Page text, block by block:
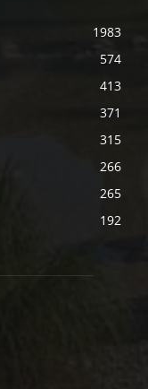
1983
574
413
371
315
266
265
192